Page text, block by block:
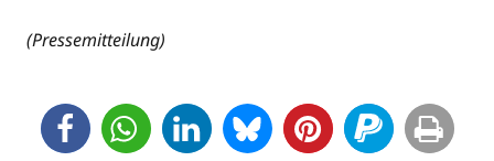
(Pres­se­mit­tei­lung)